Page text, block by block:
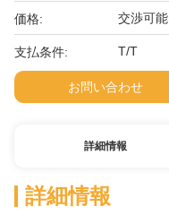
価格: 交渉可能
支払条件: T/T
お問い合わせ
詳細情報
詳細情報